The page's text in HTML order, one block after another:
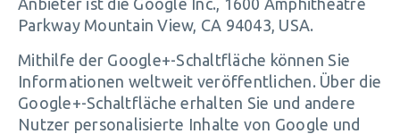
Anbieter ist die Google Inc., 1600 Amphitheatre
Parkway Mountain View, CA 94043, USA.
Mithilfe der Google+-Schaltfläche können Sie
Informationen weltweit veröffentlichen. Über die
Google+-Schaltfläche erhalten Sie und andere
Nutzer personalisierte Inhalte von Google und